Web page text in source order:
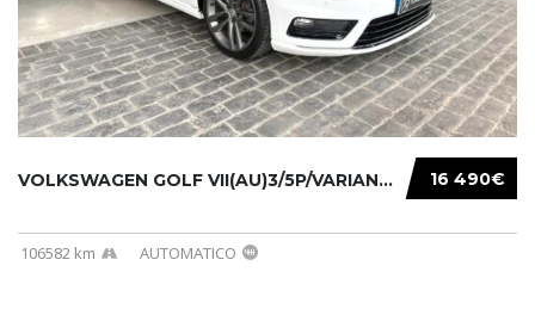
16 490€
VOLKSWAGEN GOLF VII(AU)3/5P/VARIANT(12-16 20...
106582 km AUTOMATICO